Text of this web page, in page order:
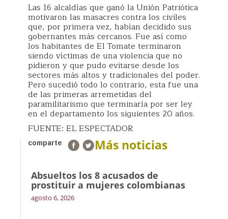
Las 16 alcaldías que ganó la Unión Patriótica
motivaron las masacres contra los civiles
que, por primera vez, habían decidido sus
gobernantes más cercanos. Fue así como
los habitantes de El Tomate terminaron
siendo víctimas de una violencia que no
pidieron y que pudo evitarse desde los
sectores más altos y tradicionales del poder.
Pero sucedió todo lo contrario, esta fue una
de las primeras arremetidas del
paramilitarismo que terminaría por ser ley
en el departamento los siguientes 20 años.
FUENTE: EL ESPECTADOR
comparte Más noticias
Absueltos los 8 acusados de
prostituir a mujeres colombianas
agosto 6, 2026